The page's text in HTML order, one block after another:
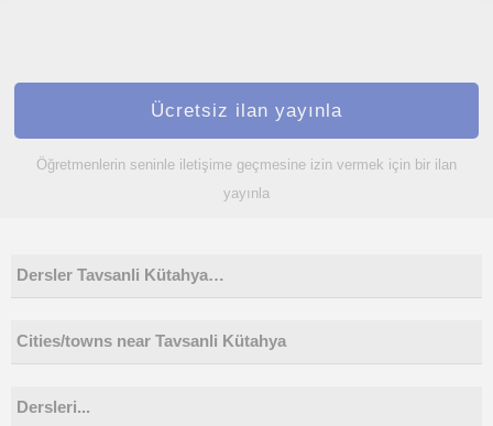
Ücretsiz ilan yayınla
Öğretmenlerin seninle iletişime geçmesine izin vermek için bir ilan
yayınla
Dersler Tavsanli Kütahya…
Cities/towns near Tavsanli Kütahya
Dersleri...